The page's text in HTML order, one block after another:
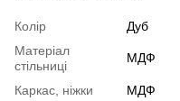
Колір
Дуб
Матеріал
стільниці
МДФ
Каркас, ніжки
МДФ